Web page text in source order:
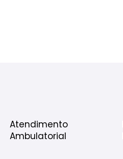
Atendimento
Ambulatorial